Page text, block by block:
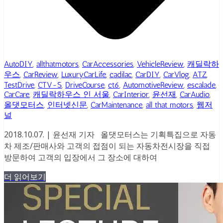
AutoDIY, allthatmotors, CarAccessories, VehicleReview, 캐딜락하
우스, CarReview, LuxuryCarLife, cadilac, CarDIY, CarVlog, ATZ,
TestDrive, CTV-S, DriveCourse, ct6, AutomotiveReview, escalade,
CarCare, 캐딜락하우스 인 서울, CarInterior, 윤선재, CarAudio,
올댓모터스, 인터넷신문, CarMaintenance, all that motors, 웹저
널
2018.10.07. | 윤선재 기자 올댓모터스는 기획특집으로 자동
차 제조/판매사와 고객의 접점이 되는 자동차전시장을 직접
방문하여 고객의 입장에서 그 장소에 대하여
더 읽어보기